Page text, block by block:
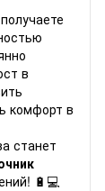
в
комфорт в
станет
🔋💻